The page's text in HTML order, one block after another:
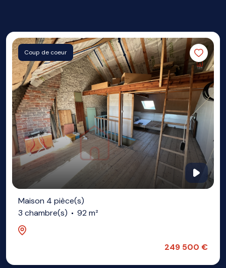
Coup de coeur
Maison 4 pièce(s)
3 chambre(s)
92 m²
249 500 €